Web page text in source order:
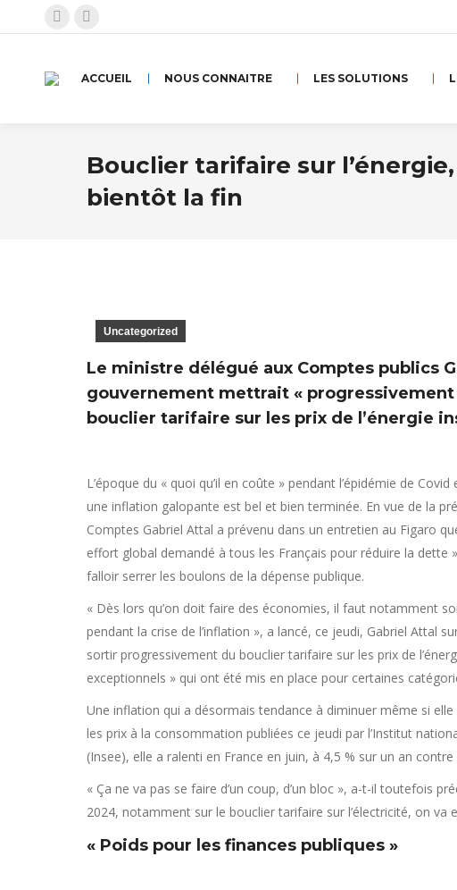
Facebook
nouvelle
fenêtre
Instagram
nouvelle
fenêtre
ACCUEIL NOUS CONNAITRE LES SOLUTIONS
Bouclier tarifaire sur
bientôt la fin
Uncategorized
Le ministre délégué aux Comptes publics
gouvernement mettrait « progressivement
bouclier tarifaire sur les prix de l’énergie
L’époque du « quoi qu’il en coûte » pendant l’épidémie de
une inflation galopante est bel et bien terminée. En vue de la
Comptes Gabriel Attal a prévenu dans un entretien au Figaro
effort global demandé à tous les Français pour réduire la dette
falloir serrer les boulons de la dépense publique.
« Dès lors qu’on doit faire des économies, il faut notamment
pendant la crise de l’inflation », a lancé, ce jeudi, Gabriel Attal
sortir progressivement du bouclier tarifaire sur les prix de
exceptionnels » qui ont été mis en place pour certaines
Une inflation qui a désormais tendance à diminuer même si
les prix à la consommation publiées ce jeudi par l’Institut
(Insee), elle a ralenti en France en juin, à 4,5 % sur un an contre
« Ça ne va pas se faire d’un coup, d’un bloc », a-t-il toutefois
2024, notamment sur le bouclier tarifaire sur l’électricité, on va
« Poids pour les finances publiques »